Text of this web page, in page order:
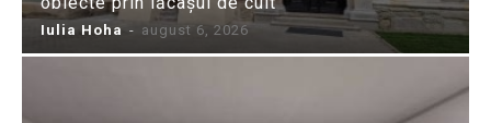
Iulia Hoha - august 6, 2026